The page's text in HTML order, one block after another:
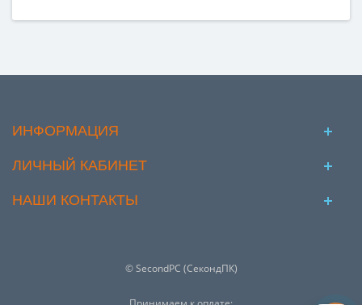
ИНФОРМАЦИЯ
ЛИЧНЫЙ КАБИНЕТ
НАШИ КОНТАКТЫ
© SecondPC (СекондПК)